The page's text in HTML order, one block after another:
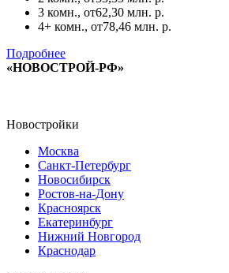
3 комн., от62,30 млн. р.
4+ комн., от78,46 млн. р.
Подробнее
«НОВОСТРОЙ-РФ»
Новостройки
Москва
Санкт-Петербург
Новосибирск
Ростов-на-Дону
Красноярск
Екатеринбург
Нижний Новгород
Краснодар